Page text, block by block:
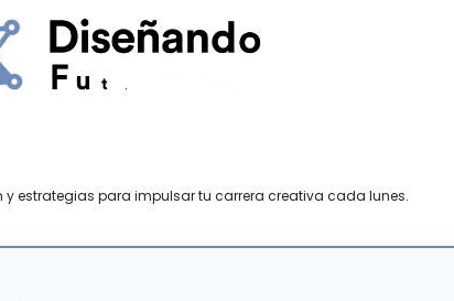
y estrategias para impulsar tu carrera creativa cada lunes.